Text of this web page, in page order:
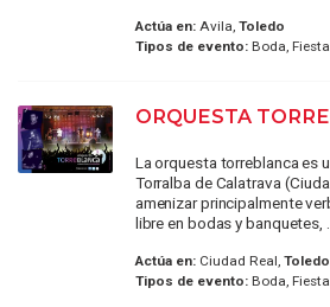
Actúa en:Avila, Toledo
Tipos de evento:Boda,
ORQUESTA
La orquesta torreblanca es
Torralba de Calatrava
amenizar principalmente
libre en bodas y banquetes,
Actúa en:Ciudad Real, Toledo
Tipos de evento:Boda,